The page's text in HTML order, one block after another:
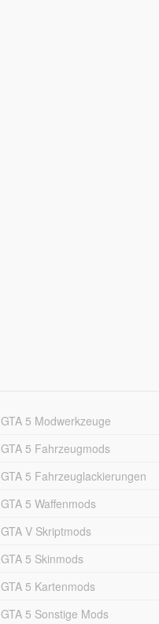
GTA 5 Modwerkzeuge
GTA 5 Fahrzeugmods
GTA 5 Fahrzeuglackierungen
GTA 5 Waffenmods
GTA V Skriptmods
GTA 5 Skinmods
GTA 5 Kartenmods
GTA 5 Sonstige Mods